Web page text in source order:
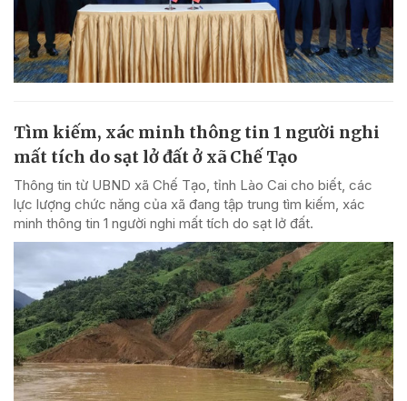
Tìm kiếm, xác minh thông tin 1 người nghi
mất tích do sạt lở đất ở xã Chế Tạo
Thông tin từ UBND xã Chế Tạo, tỉnh Lào Cai cho biết, các
lực lượng chức năng của xã đang tập trung tìm kiếm, xác
minh thông tin 1 người nghi mất tích do sạt lở đất.